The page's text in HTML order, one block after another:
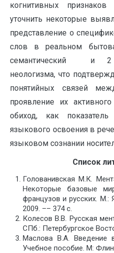
когнитивных
уточнить некоторые
представление о
слов в реальном
семантический и 2
неологизма, что
понятийных связей
проявление их
обиход, как
языкового освоения в
языковом сознании
Список
Голованивская М.К.
Некоторые базовые
французов и русских. М.:
2009. –– 374 с.
Колесов В.В. Русская
СПб.: Петербургское
Маслова В.А. Введение в
Учебное пособие. М: